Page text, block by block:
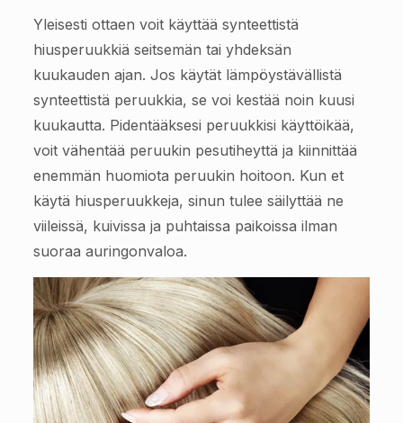
Yleisesti ottaen voit käyttää synteettistä
hiusperuukkiä seitsemän tai yhdeksän
kuukauden ajan. Jos käytät lämpöystävällistä
synteettistä peruukkia, se voi kestää noin kuusi
kuukautta. Pidentääksesi peruukkisi käyttöikää,
voit vähentää peruukin pesutiheyttä ja kiinnittää
enemmän huomiota peruukin hoitoon. Kun et
käytä hiusperuukkeja, sinun tulee säilyttää ne
viileissä, kuivissa ja puhtaissa paikoissa ilman
suoraa auringonvaloa.